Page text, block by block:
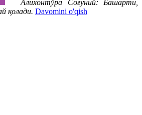
Алихонтўра Соғуний: Башарти,
қолади. Davomini o'qish